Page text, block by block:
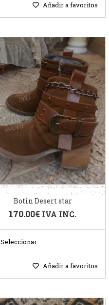
Añadir a favoritos
Botin Desert star
170.00€ IVA INC.
Seleccionar
Añadir a favoritos